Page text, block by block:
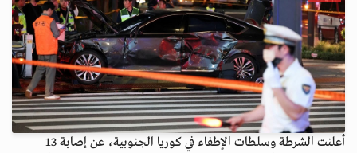
أعلنت الشرطة وسلطات الإطفاء في كوريا الجنوبية، عن إصابة 13